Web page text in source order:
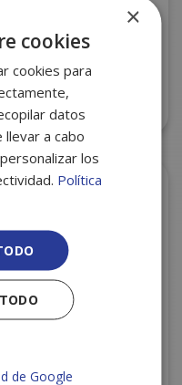
C/20
×
cookies
cookies para
datos
llevar a cabo
los
Política
de Google